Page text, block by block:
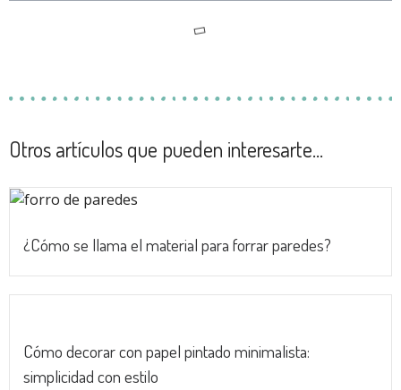
Otros artículos que pueden interesarte...
¿Cómo se llama el material para forrar paredes?
Cómo decorar con papel pintado minimalista:
simplicidad con estilo